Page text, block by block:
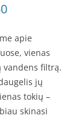
apie
vienas
filtrą.
jų
tokių –
skinasi